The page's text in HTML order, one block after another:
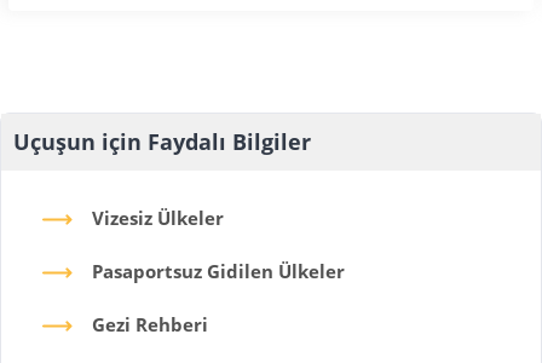
Uçuşun için Faydalı Bilgiler
Vizesiz Ülkeler
Pasaportsuz Gidilen Ülkeler
Gezi Rehberi